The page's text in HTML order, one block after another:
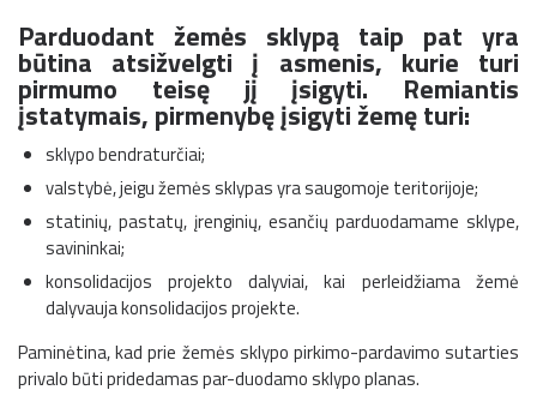
Parduodant žemės sklypą taip pat yra
būtina atsižvelgti į asmenis, kurie turi
pirmumo teisę jį įsigyti. Remiantis
įstatymais, pirmenybę įsigyti žemę turi:
sklypo bendraturčiai;
valstybė, jeigu žemės sklypas yra saugomoje teritorijoje;
statinių, pastatų, įrenginių, esančių parduodamame sklype,
savininkai;
konsolidacijos projekto dalyviai, kai perleidžiama žemė
dalyvauja konsolidacijos projekte.
Paminėtina, kad prie žemės sklypo pirkimo-pardavimo sutarties
privalo būti pridedamas par-duodamo sklypo planas.